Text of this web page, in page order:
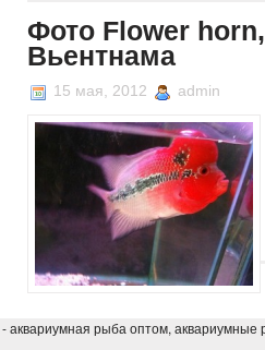
Фото Flower
Вьентнама
15 мая, 2012 admin
- аквариумная рыба оптом,